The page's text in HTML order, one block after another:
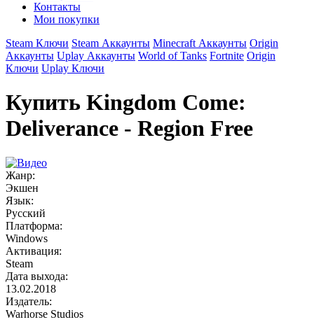
Контакты
Мои покупки
Steam Ключи Steam Аккаунты Minecraft Аккаунты Origin
Аккаунты Uplay Аккаунты World of Tanks Fortnite Origin
Ключи Uplay Ключи
Купить Kingdom Come:
Deliverance - Region Free
Жанр:
Экшен
Язык:
Русский
Платформа:
Windows
Активация:
Steam
Дата выхода:
13.02.2018
Издатель:
Warhorse Studios